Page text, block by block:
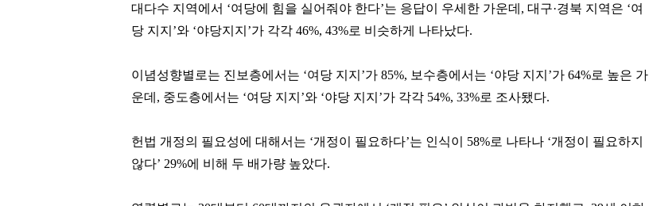
박정원
두산그룹
주택
박창훈
신한카드
일산두산위브더제니스
정용진
신세계
허희수
SPC그룹
JYP엔터테인먼트
대다수 지역에서 ‘여당에 힘을 실어줘야 한다’는 응답이 우세한 가운데, 대구·경북 지역은 ‘여
당 지지’와 ‘야당지지’가 각각 46%, 43%로 비슷하게 나타났다.
이념성향별로는 진보층에서는 ‘여당 지지’가 85%, 보수층에서는 ‘야당 지지’가 64%로 높은 가
운데, 중도층에서는 ‘여당 지지’와 ‘야당 지지’가 각각 54%, 33%로 조사됐다.
헌법 개정의 필요성에 대해서는 ‘개정이 필요하다’는 인식이 58%로 나타나 ‘개정이 필요하지
않다’ 29%에 비해 두 배가량 높았다.